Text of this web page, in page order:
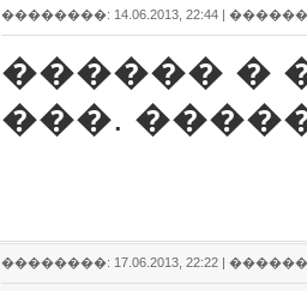
��������: 14.06.2013, 22:44 |
������ �
���.
��������: 17.06.2013, 22:22 |